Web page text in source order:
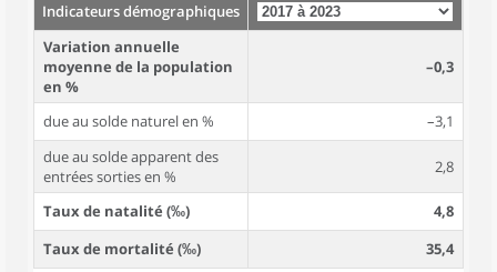
Indicateurs démographiques
Variation annuelle
moyenne de la population
en %
–0,3
due au solde naturel en %
–3,1
due au solde apparent des
entrées sorties en %
2,8
Taux de natalité (‰)
4,8
Taux de mortalité (‰)
35,4